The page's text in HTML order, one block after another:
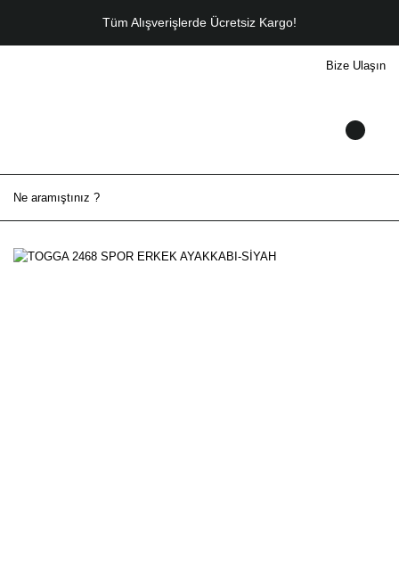
Tüm Alışverişlerde Ücretsiz Kargo!
Bize Ulaşın